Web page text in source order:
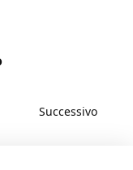
Successivo